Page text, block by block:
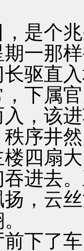
是个
一那
驱直
下属
，该
序井
四扇
进去
，云
下了